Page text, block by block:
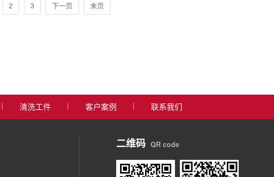
2 3 下一页 末页
清洗工件 客户案例 联系我们
二维码 QR code